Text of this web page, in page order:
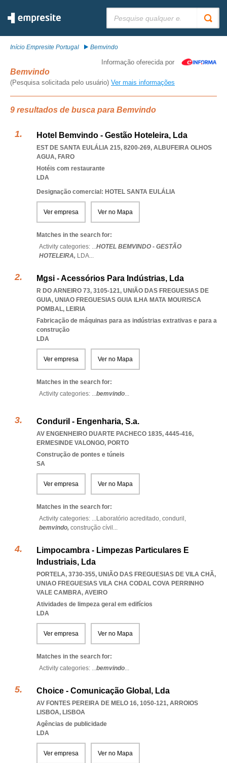
Início Empresite Portugal Bemvindo
Informação oferecida por
Bemvindo
(Pesquisa solicitada pelo usuário) Ver mais informações
9 resultados de busca para Bemvindo
Hotel Bemvindo - Gestão Hoteleira, Lda
EST DE SANTA EULÁLIA 215, 8200-269, ALBUFEIRA OLHOS
AGUA, FARO
Hotéis com restaurante
LDA
Designação comercial: HOTEL SANTA EULÁLIA
Ver empresa Ver no Mapa
Matches in the search for:
Activity categories: ...HOTEL BEMVINDO - GESTÃO
HOTELEIRA, LDA...
Mgsi - Acessórios Para Indústrias, Lda
R DO ARNEIRO 73, 3105-121, UNIÃO DAS FREGUESIAS DE
GUIA, UNIAO FREGUESIAS GUIA ILHA MATA MOURISCA
POMBAL, LEIRIA
Fabricação de máquinas para as indústrias extrativas e para a
construção
LDA
Ver empresa Ver no Mapa
Matches in the search for:
Activity categories: ...bemvindo...
Conduril - Engenharia, S.a.
AV ENGENHEIRO DUARTE PACHECO 1835, 4445-416,
ERMESINDE VALONGO, PORTO
Construção de pontes e túneis
SA
Ver empresa Ver no Mapa
Matches in the search for:
Activity categories: ...Laboratório acreditado, conduril,
bemvindo, construção cívil ...
Limpocambra - Limpezas Particulares E
Industriais, Lda
PORTELA, 3730-355, UNIÃO DAS FREGUESIAS DE VILA CHÃ,
UNIAO FREGUESIAS VILA CHA CODAL COVA PERRINHO
VALE CAMBRA, AVEIRO
Atividades de limpeza geral em edifícios
LDA
Ver empresa Ver no Mapa
Matches in the search for:
Activity categories: ...bemvindo...
Choice - Comunicação Global, Lda
AV FONTES PEREIRA DE MELO 16, 1050-121, ARROIOS
LISBOA, LISBOA
Agências de publicidade
LDA
Ver empresa Ver no Mapa